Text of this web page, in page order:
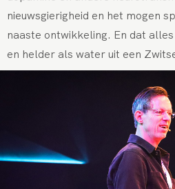
nieuwsgierigheid en het mogen
naaste ontwikkeling. En dat
en helder als water uit een